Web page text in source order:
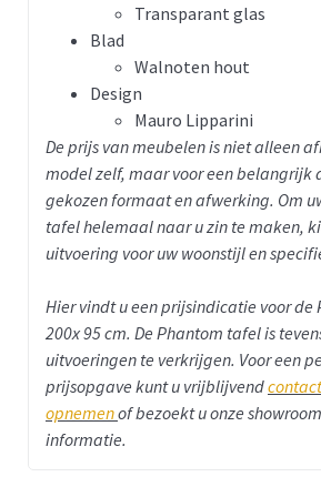
Transparant glas
Blad
Walnoten hout
Design
Mauro Lipparini
De prijs van meubelen is niet alleen
model zelf, maar voor een belangrijk
gekozen formaat en afwerking. Om
tafel helemaal naar u zin te maken,
uitvoering voor uw woonstijl en
Hier vindt u een prijsindicatie voor de
200x 95 cm. De Phantom tafel is
uitvoeringen te verkrijgen. Voor een
prijsopgave kunt u vrijblijvend
opnemenof bezoekt u onze
informatie.